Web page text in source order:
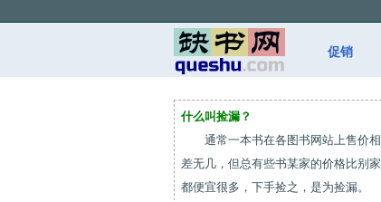
促销
什么叫捡漏？
通常一本书在各图书网站上售价相
差无几，但总有些书某家的价格比别家
都便宜很多，下手捡之，是为捡漏。